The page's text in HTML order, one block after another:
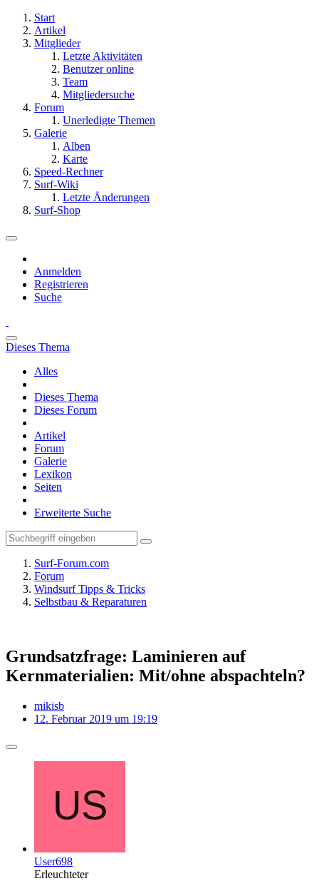
Start
Artikel
Mitglieder
Letzte Aktivitäten
Benutzer online
Team
Mitgliedersuche
Forum
Unerledigte Themen
Galerie
Alben
Karte
Speed-Rechner
Surf-Wiki
Letzte Änderungen
Surf-Shop
Anmelden
Registrieren
Suche
Dieses Thema
Alles
Dieses Thema
Dieses Forum
Artikel
Forum
Galerie
Lexikon
Seiten
Erweiterte Suche
Surf-Forum.com
Forum
Windsurf Tipps & Tricks
Selbstbau & Reparaturen
Grundsatzfrage: Laminieren auf
Kernmaterialien: Mit/ohne abspachteln?
mikisb
12. Februar 2019 um 19:19
User698
Erleuchteter